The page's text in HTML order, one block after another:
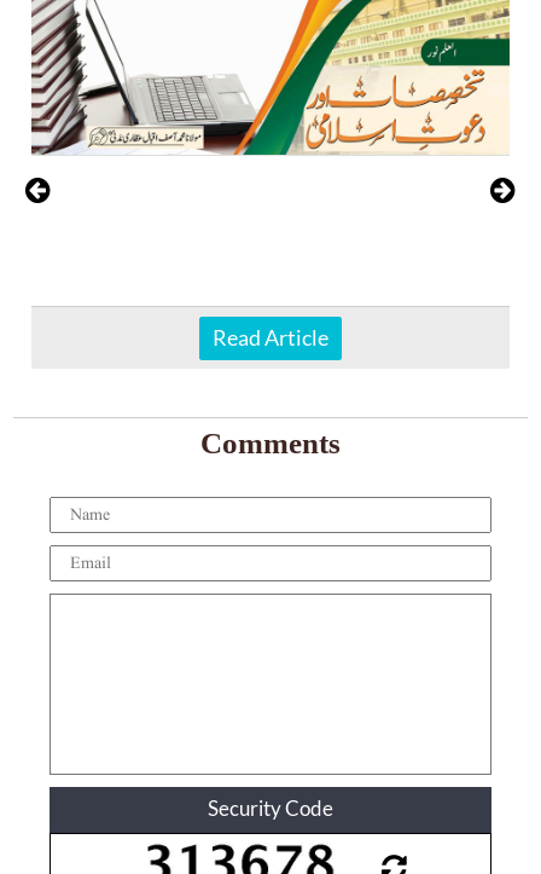
Read Article
Comments
Security Code